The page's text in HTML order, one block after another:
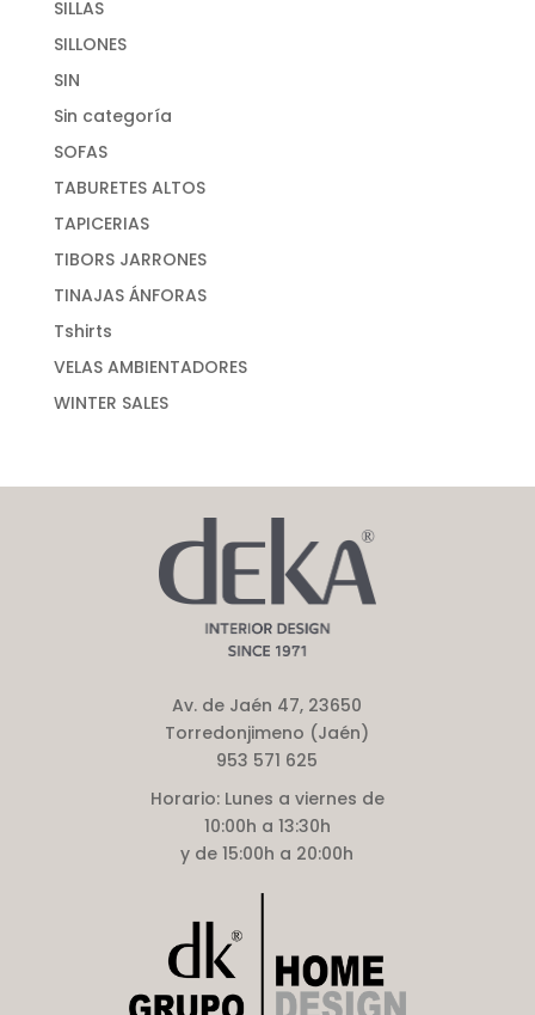
SILLAS
SILLONES
SIN
Sin categoría
SOFAS
TABURETES ALTOS
TAPICERIAS
TIBORS JARRONES
TINAJAS ÁNFORAS
Tshirts
VELAS AMBIENTADORES
WINTER SALES
Av. de Jaén 47, 23650
Torredonjimeno (Jaén)
953 571 625
Horario:Lunes a viernes de
10:00h a 13:30h
y de 15:00h a 20:00h